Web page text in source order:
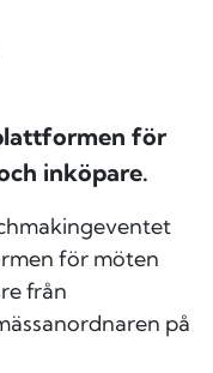
för
inköpare.
för möten
från
på